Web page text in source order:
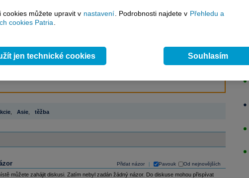
a v plné verzi.
servis
, rozsáhlé databáze časových řad ke stažení,
prognózy
avaluace, ekonomické fundamenty více
, Asie, těžba
Přidat názor Pavouk Od nejnovějších
můžete zahájit diskusi. Zatím nebyl zadán žádný názor. Do diskuse mohou přispívat
cookies můžete upravit v nastavení . Podrobnosti najdete v Přehledu a
cookies Patria
jen technické cookies Souhlasím